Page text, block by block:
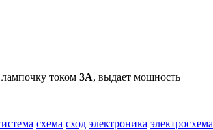
током 3А, выдает мощность
схема сход электроника электросхема